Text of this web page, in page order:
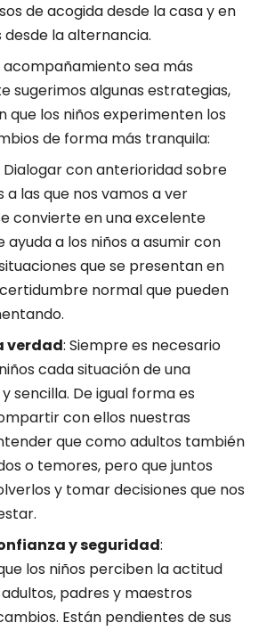
de acogida desde la casa y en
desde la alternancia.
acompañamiento sea más
sugerimos algunas estrategias,
que los niños experimenten los
de forma más tranquila:
Dialogar con anterioridad sobre
a las que nos vamos a ver
convierte en una excelente
ayuda a los niños a asumir con
que se presentan en
normal que pueden
verdad: Siempre es necesario
cada situación de una
sencilla. De igual forma es
con ellos nuestras
que como adultos también
o temores, pero que juntos
y tomar decisiones que nos
y seguridad:
los niños perciben la actitud
padres y maestros
Están pendientes de sus